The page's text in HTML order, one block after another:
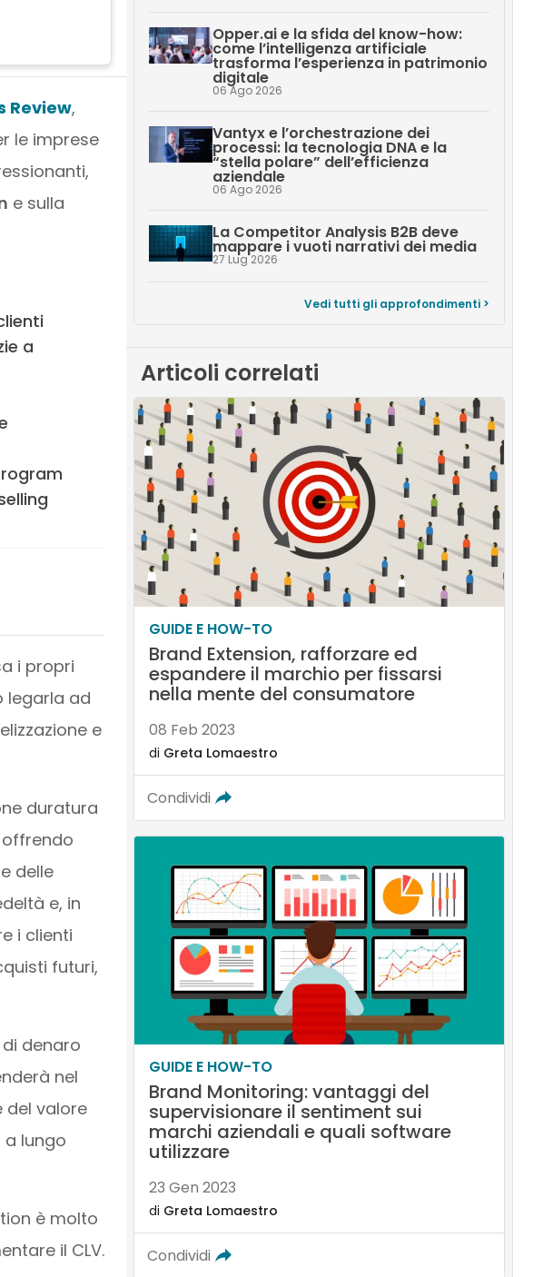
Review,
le imprese
e sulla
a
i propri
legarla ad
e
duratura
delle
e, in
i clienti
futuri,
denaro
nel
del valore
lungo
è molto
il CLV.
Opper.ai e la sfida del know-how:
come l’intelligenza artificiale
trasforma l’esperienza in patrimonio
digitale
06 Ago 2026
Vantyx e l’orchestrazione dei
processi: la tecnologia DNA e la
“stella polare” dell’efficienza
aziendale
06 Ago 2026
La Competitor Analysis B2B deve
mappare i vuoti narrativi dei media
27 Lug 2026
Vedi tutti gli approfondimenti >
Articoli correlati
GUIDE E HOW-TO
Brand Extension, rafforzare ed
espandere il marchio per fissarsi
nella mente del consumatore
08 Feb 2023
di Greta Lomaestro
Condividi
GUIDE E HOW-TO
Brand Monitoring: vantaggi del
supervisionare il sentiment sui
marchi aziendali e quali software
utilizzare
23 Gen 2023
di Greta Lomaestro
Condividi